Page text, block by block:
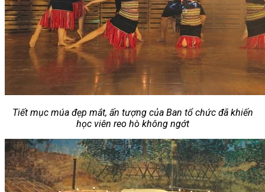
Tiết mục múa đẹp mắt, ấn tượng của Ban tổ chức đã khiến
học viên reo hò không ngớt